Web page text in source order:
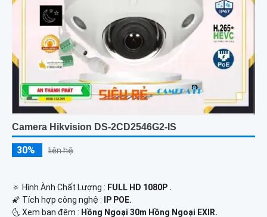
Camera Hikvision DS-2CD2546G2-IS
30% liên hệ
🔅 Hình Ành Chất Lượng : FULL HD 1080P .
🌠 Tích hợp công nghệ :
IP POE.
🌜 Xem ban đêm : Hồng Ngoại 30m Hồng Ngoại EXIR.